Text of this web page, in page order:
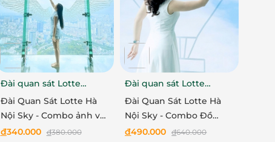
Đài quan sát Lotte
Center
Đài Quan Sát Lotte Hà
Nội Sky - Combo ảnh và
Quà lưu niệm cho Người
đ340.000 đ380.000
Đài quan sát Lotte
Center
Đài Quan Sát Lotte Hà
Nội Sky - Combo Đồ
uống, Ảnh, Trò chơi VR
đ490.000 đ640.000